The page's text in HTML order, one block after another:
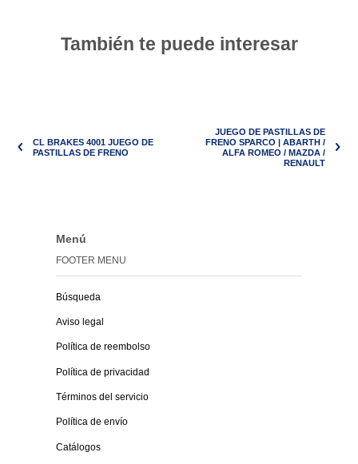
También te puede interesar
CL BRAKES 4001 JUEGO DE
PASTILLAS DE FRENO
JUEGO DE PASTILLAS DE
FRENO SPARCO | ABARTH /
ALFA ROMEO / MAZDA /
RENAULT
Menú
FOOTER MENU
Búsqueda
Aviso legal
Política de reembolso
Política de privacidad
Términos del servicio
Política de envío
Catálogos